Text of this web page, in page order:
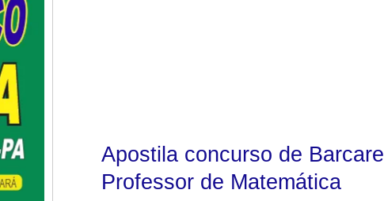
Add to
wishlist
Apostila concurso de
Professor de Matemática